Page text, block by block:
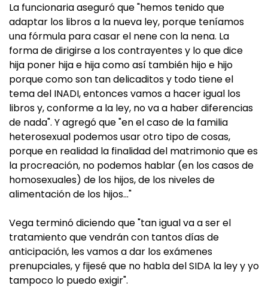
La funcionaria aseguró que "hemos tenido que
adaptar los libros a la nueva ley, porque teníamos
una fórmula para casar el nene con la nena. La
forma de dirigirse a los contrayentes y lo que dice
hija poner hija e hija como así también hijo e hijo
porque como son tan delicaditos y todo tiene el
tema del INADI, entonces vamos a hacer igual los
libros y, conforme a la ley, no va a haber diferencias
de nada". Y agregó que "en el caso de la familia
heterosexual podemos usar otro tipo de cosas,
porque en realidad la finalidad del matrimonio que es
la procreación, no podemos hablar (en los casos de
homosexuales) de los hijos, de los niveles de
alimentación de los hijos…"
Vega terminó diciendo que "tan igual va a ser el
tratamiento que vendrán con tantos días de
anticipación, les vamos a dar los exámenes
prenupciales, y fijesé que no habla del SIDA la ley y yo
tampoco lo puedo exigir".